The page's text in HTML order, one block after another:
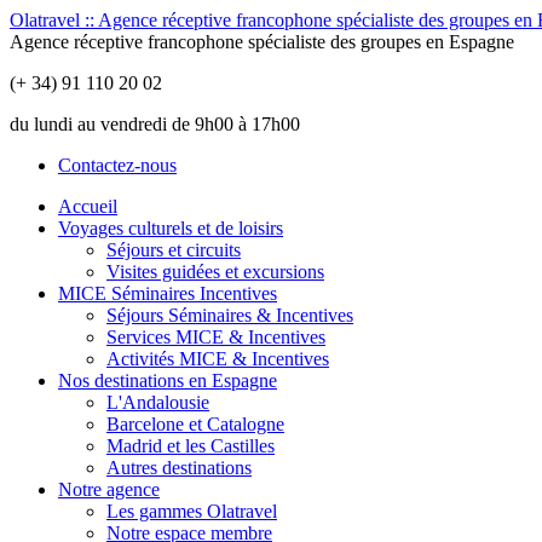
Olatravel :: Agence réceptive francophone spécialiste des groupes en
Agence réceptive francophone spécialiste des groupes en Espagne
(+ 34) 91 110 20 02
du lundi au vendredi de 9h00 à 17h00
Contactez-nous
Accueil
Voyages culturels et de loisirs
Séjours et circuits
Visites guidées et excursions
MICE Séminaires Incentives
Séjours Séminaires & Incentives
Services MICE & Incentives
Activités MICE & Incentives
Nos destinations en Espagne
L'Andalousie
Barcelone et Catalogne
Madrid et les Castilles
Autres destinations
Notre agence
Les gammes Olatravel
Notre espace membre